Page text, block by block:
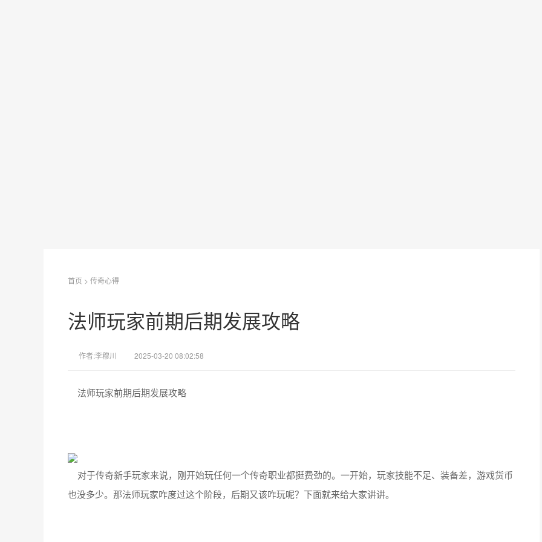
首页 > 传奇心得
法师玩家前期后期发展攻略
作者:李穆川 2025-03-20 08:02:58
法师玩家前期后期发展攻略
对于传奇新手玩家来说，刚开始玩任何一个传奇职业都挺费劲的。一开始，玩家技能不足、装备差，游戏货币
也没多少。那法师玩家咋度过这个阶段，后期又该咋玩呢？下面就来给大家讲讲。